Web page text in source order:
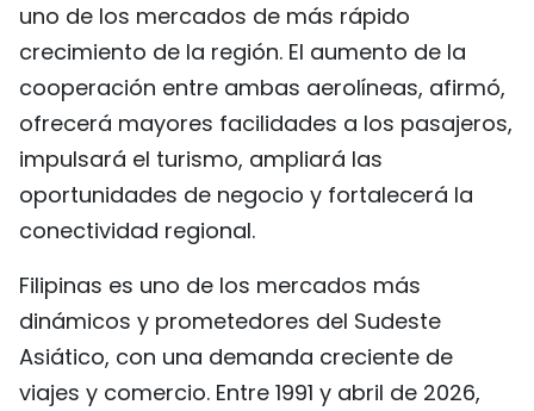
uno de los mercados de más rápido
crecimiento de la región. El aumento de la
cooperación entre ambas aerolíneas, afirmó,
ofrecerá mayores facilidades a los pasajeros,
impulsará el turismo, ampliará las
oportunidades de negocio y fortalecerá la
conectividad regional.
Filipinas es uno de los mercados más
dinámicos y prometedores del Sudeste
Asiático, con una demanda creciente de
viajes y comercio. Entre 1991 y abril de 2026,